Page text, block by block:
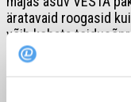
äratavaid roogasid
võib kohata
nautijaid.